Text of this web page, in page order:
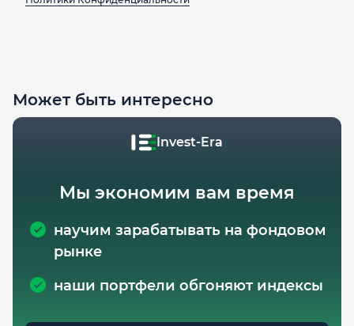
Может быть интересно
Invest-Era
Мы экономим вам время
научим зарабатывать на фондовом
рынке
наши портфели обгоняют индексы